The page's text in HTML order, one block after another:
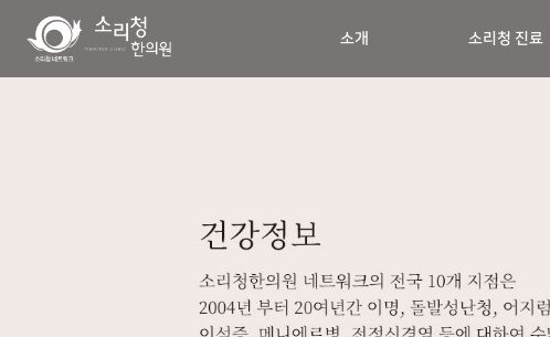
소개 소리청 진료